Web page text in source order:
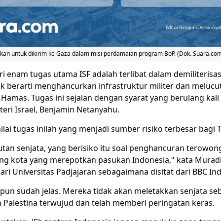
untuk dikirim ke Gaza dalam misi perdamaian program BoP. (Dok.
enam tugas utama ISF adalah terlibat dalam
berarti menghancurkan infrastruktur militer dan
Tugas ini sejalan dengan syarat yang berulang
Israel, Benjamin Netanyahu.
tugas inilah yang menjadi sumber risiko terbesar bagi
senjata, yang berisiko itu soal penghancuran
kota yang merepotkan pasukan Indonesia," kata
Universitas Padjajaran sebagaimana disitat dari BBC
sudah jelas. Mereka tidak akan meletakkan senjata
Palestina terwujud dan telah memberi peringatan keras.